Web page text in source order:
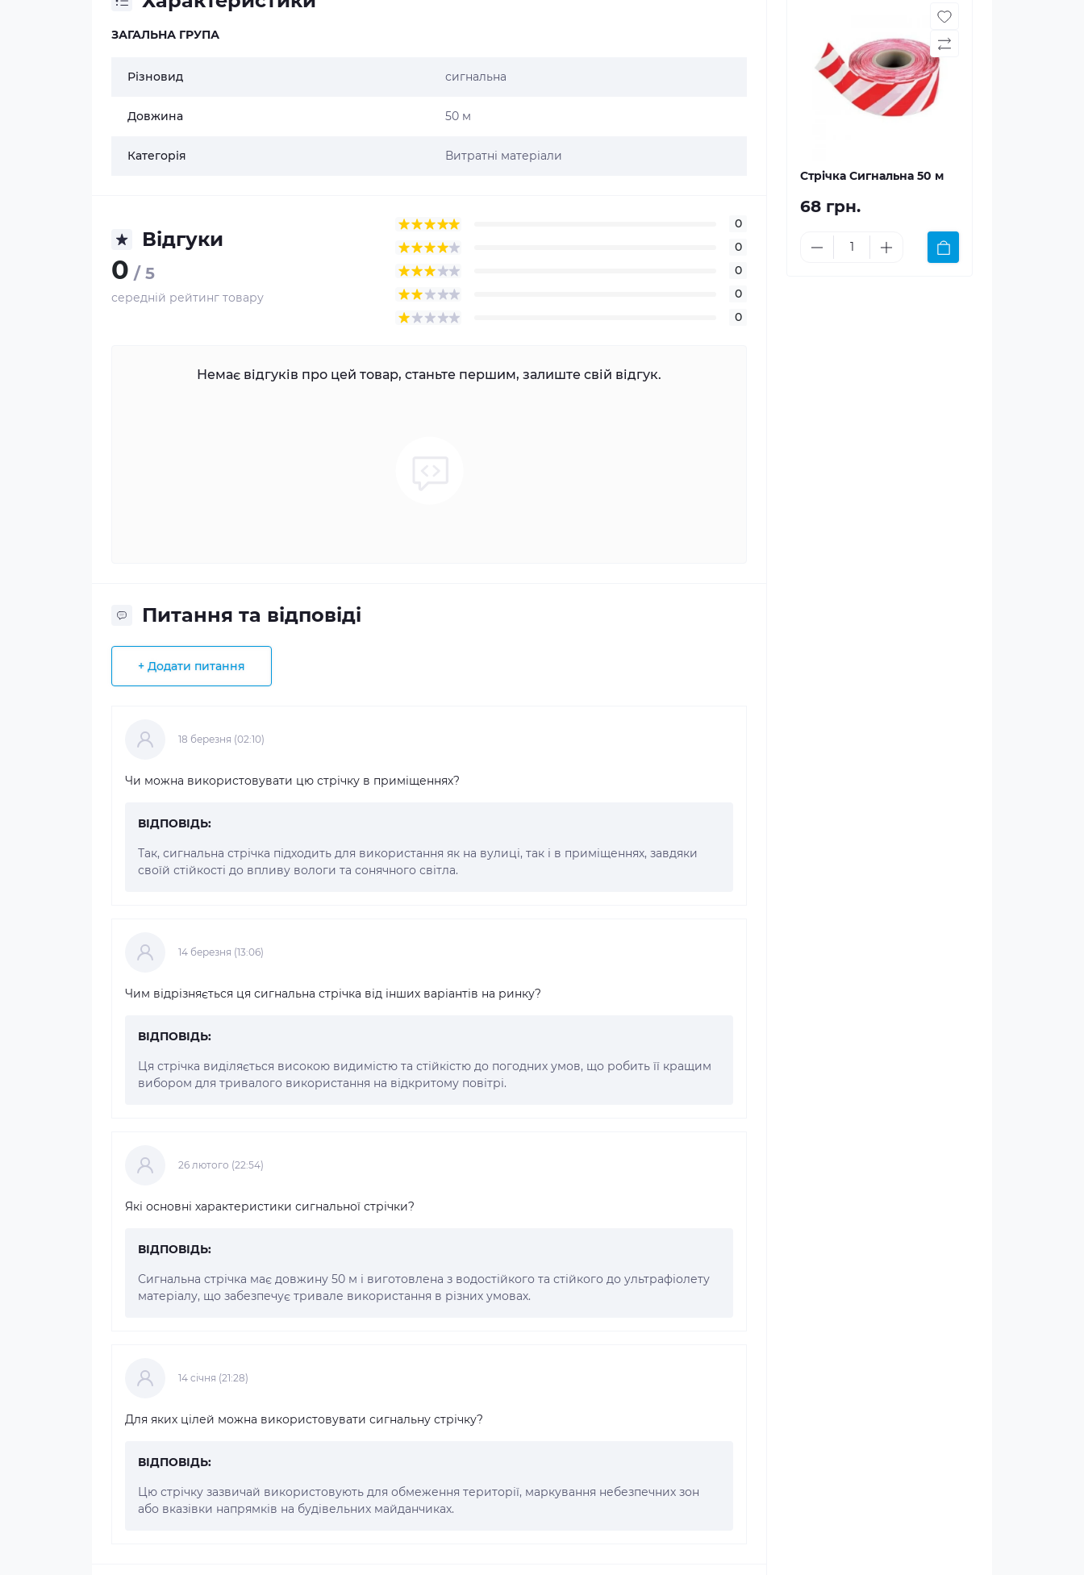
ЗАГАЛЬНА ГРУПА
Різновид сигнальна
Довжина 50 м
Категорія Витратні матеріали
Відгуки
0 / 5
середній рейтинг товару
0
0
0
0
0
Немає відгуків про цей товар, станьте першим, залиште свій відгук.
Питання та відповіді
+ Додати питання
18 березня (02:10)
Чи можна використовувати цю стрічку в приміщеннях?
ВІДПОВІДЬ:
Так, сигнальна стрічка підходить для використання як на вулиці, так і в приміщеннях, завдяки
своїй стійкості до впливу вологи та сонячного світла.
14 березня (13:06)
Чим відрізняється ця сигнальна стрічка від інших варіантів на ринку?
ВІДПОВІДЬ:
Ця стрічка виділяється високою видимістю та стійкістю до погодних умов, що робить її кращим
вибором для тривалого використання на відкритому повітрі.
26 лютого (22:54)
Які основні характеристики сигнальної стрічки?
ВІДПОВІДЬ:
Сигнальна стрічка має довжину 50 м і виготовлена з водостійкого та стійкого до ультрафіолету
матеріалу, що забезпечує тривале використання в різних умовах.
14 cічня (21:28)
Для яких цілей можна використовувати сигнальну стрічку?
ВІДПОВІДЬ:
Цю стрічку зазвичай використовують для обмеження території, маркування небезпечних зон
або вказівки напрямків на будівельних майданчиках.
Стрічка Сигнальна 50 м
68 грн.